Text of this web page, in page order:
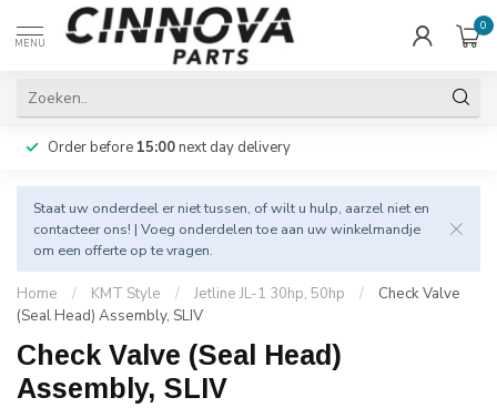
MENU
0
Order before 15:00next day delivery
Staat uw onderdeel er niet tussen, of wilt u hulp, aarzel niet en
contacteer ons! | Voeg onderdelen toe aan uw winkelmandje
om een offerte op te vragen.
Home / KMT Style / Jetline JL-1 30hp, 50hp /
Check Valve
(Seal Head) Assembly, SLIV
Check Valve (Seal Head)
Assembly, SLIV